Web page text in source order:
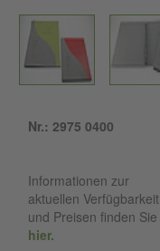
Nr.: 2975 0400
Informationen zur
aktuellen Verfügbarkeit
und Preisen finden Sie
hier.